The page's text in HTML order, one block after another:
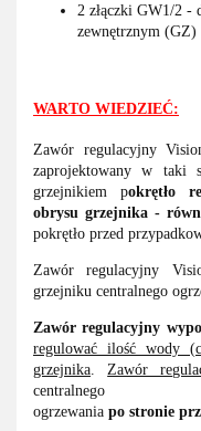
2 złączki GW1/2 -
zewnętrznym (GZ)
WARTO WIEDZIEĆ:
Zawór regulacyjny
zaprojektowany w taki
grzejnikiem pokrętło
obrysu grzejnika -
pokrętło przed
Zawór regulacyjny
grzejniku centralnego
Zawór regulacyjny
regulować ilość wody
grzejnika.Zawór
centralnego
ogrzewania po stronie